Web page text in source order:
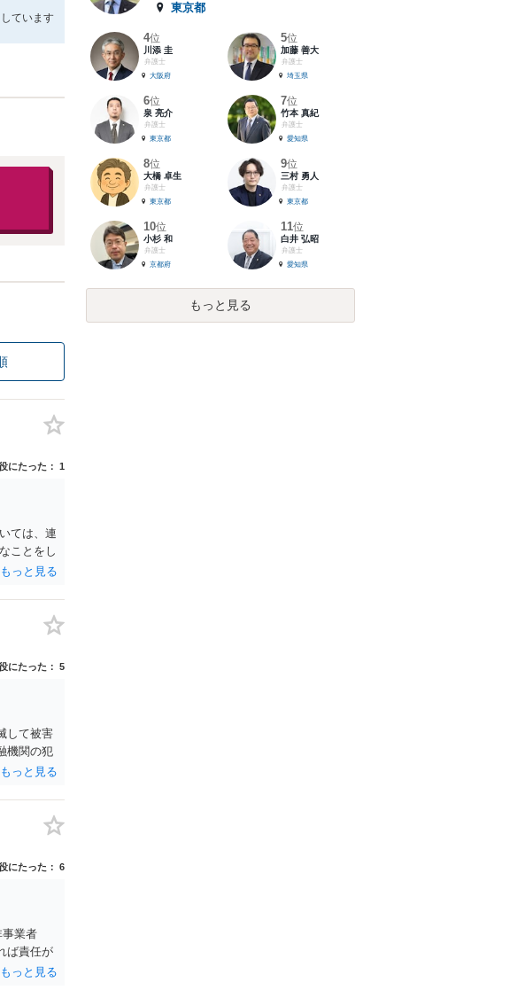
ています
にたった 1
ては、連
ことをし
は免れな
ます。
にたった 5
して被害
機関の犯
しまった
に弁護士
、悠長な
す。逆
につい
にたった 6
業者
ば責任が
て頂いて
東京都
4位
川添 圭
弁護士
大阪府
5位
加藤 善大
弁護士
埼玉県
6位
泉 亮介
弁護士
東京都
7位
竹本 真紀
弁護士
愛知県
8位
大橋 卓生
弁護士
東京都
9位
三村 勇人
弁護士
東京都
10位
小杉 和
弁護士
京都府
11位
白井 弘昭
弁護士
愛知県
もっと見る